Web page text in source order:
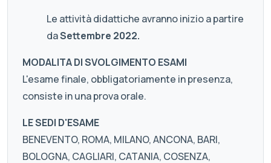
Le attività didattiche avranno inizio a partire
daSettembre 2022.
MODALITA DI SVOLGIMENTO ESAMI
L'esame finale, obbligatoriamente in presenza,
consiste in una prova orale.
LE SEDI D'ESAME
BENEVENTO, ROMA, MILANO, ANCONA, BARI,
BOLOGNA, CAGLIARI, CATANIA, COSENZA,